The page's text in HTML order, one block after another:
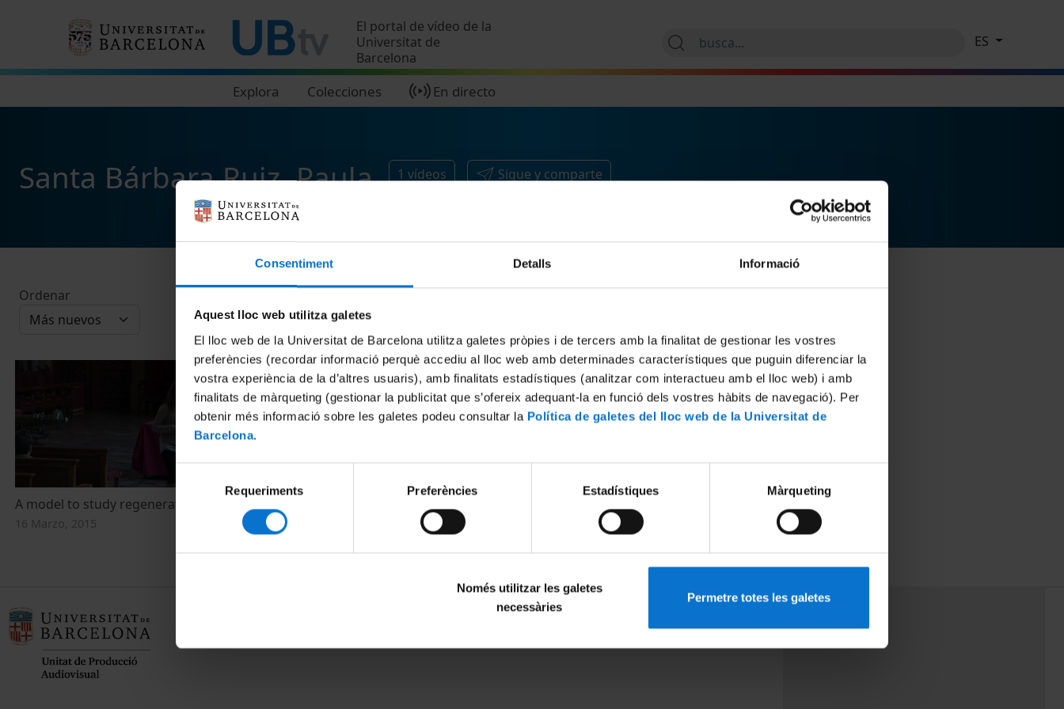
Consentiment Detalls Informació
Aquest lloc web utilitza galetes
El lloc web de la Universitat de Barcelona utilitza galetes pròpies i de tercers amb la finalitat de gestionar les vostres
preferències (recordar informació perquè accediu al lloc web amb determinades característiques que puguin diferenciar la
vostra experiència de la d’altres usuaris), amb finalitats estadístiques (analitzar com interactueu amb el lloc web) i amb
finalitats de màrqueting (gestionar la publicitat que s’ofereix adequant-la en funció dels vostres hàbits de navegació). Per
obtenir més informació sobre les galetes podeu consultar la Política de galetes del lloc web de la Universitat de
Barcelona.
de
consentiment
Requeriments Preferències Estadístiques Màrqueting
Només utilitzar les galetes
necessàries
Permetre totes les galetes
El portal de vídeo de la
Universitat de
Barcelona
Explora Colecciones En directo
ES
Santa Bárbara Ruiz, Paula 1 vídeos Sigue y comparte
Ordenar
A model to study regeneration: Fruit flies!
16 Marzo, 2015
MENÚ PEU 1
Aviso legal
PEU 3